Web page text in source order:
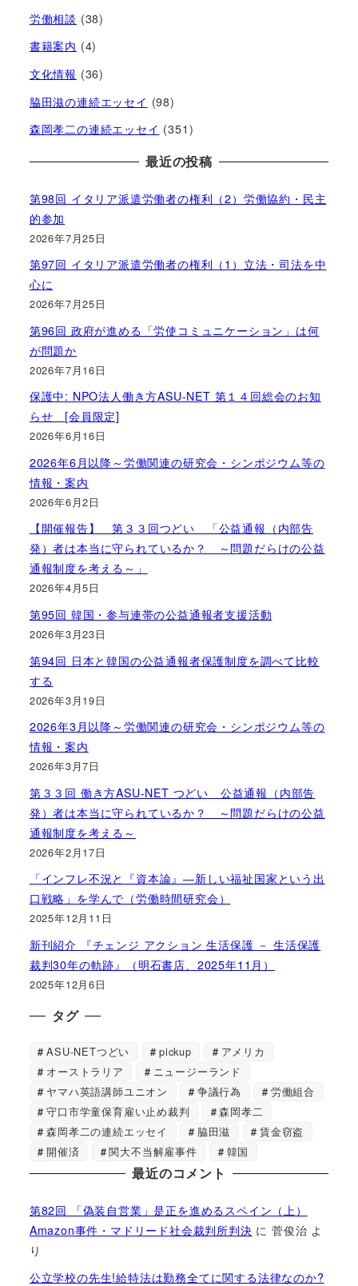
労働相談 (38)
書籍案内 (4)
文化情報 (36)
脇田滋の連続エッセイ (98)
森岡孝二の連続エッセイ (351)
最近の投稿
第98回 イタリア派遣労働者の権利（2）労働協約・民主
的参加
2026年7月25日
第97回 イタリア派遣労働者の権利（1）立法・司法を中
心に
2026年7月25日
第96回 政府が進める「労使コミュニケーション」は何
が問題か
2026年7月16日
保護中: NPO法人働き方ASU-NET 第１４回総会のお知
らせ [会員限定]
2026年6月16日
2026年6月以降～労働関連の研究会・シンポジウム等の
情報・案内
2026年6月2日
【開催報告】 第３３回つどい 「公益通報（内部告
発）者は本当に守られているか？ ～問題だらけの公益
通報制度を考える～」
2026年4月5日
第95回 韓国・参与連帯の公益通報者支援活動
2026年3月23日
第94回 日本と韓国の公益通報者保護制度を調べて比較
する
2026年3月19日
2026年3月以降～労働関連の研究会・シンポジウム等の
情報・案内
2026年3月7日
第３３回 働き方ASU-NET つどい 公益通報（内部告
発）者は本当に守られているか？ ～問題だらけの公益
通報制度を考える～
2026年2月17日
「インフレ不況と『資本論』―新しい福祉国家という出
口戦略」を学んで（労働時間研究会）
2025年12月11日
新刊紹介 『チェンジ アクション 生活保護 － 生活保護
裁判30年の軌跡』（明石書店、2025年11月）
2025年12月6日
タグ
ASU-NETつどい pickup
アメリカ
オーストラリア
ニュージーランド
ヤマハ英語講師ユニオン
争議行為
労働組合
守口市学童保育雇い止め裁判
森岡孝二
森岡孝二の連続エッセイ
脇田滋
賃金窃盗
開催済
関大不当解雇事件 韓国
最近のコメント
第82回 「偽装自営業」是正を進めるスペイン（上）
Amazon事件・マドリード社会裁判所判決 に菅俊治 よ
り
公立学校の先生!給特法は勤務全てに関する法律なのか?